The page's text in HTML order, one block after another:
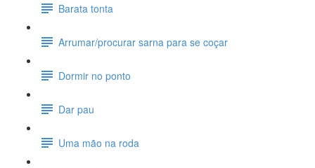
Barata tonta
Arrumar/procurar sarna para se coçar
Dormir no ponto
Dar pau
Uma mão na roda